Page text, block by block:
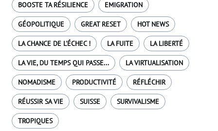
BOOSTE TA RÉSILIENCE EMIGRATION
GÉOPOLITIQUE GREAT RESET HOT NEWS
LA CHANCE DE L'ÉCHEC ! LA FUITE LA LIBERTÉ
LA VIE, DU TEMPS QUI PASSE... LA VIRTUALISATION
NOMADISME PRODUCTIVITÉ RÉFLÉCHIR
RÉUSSIR SA VIE SUISSE SURVIVALISME
TROPIQUES